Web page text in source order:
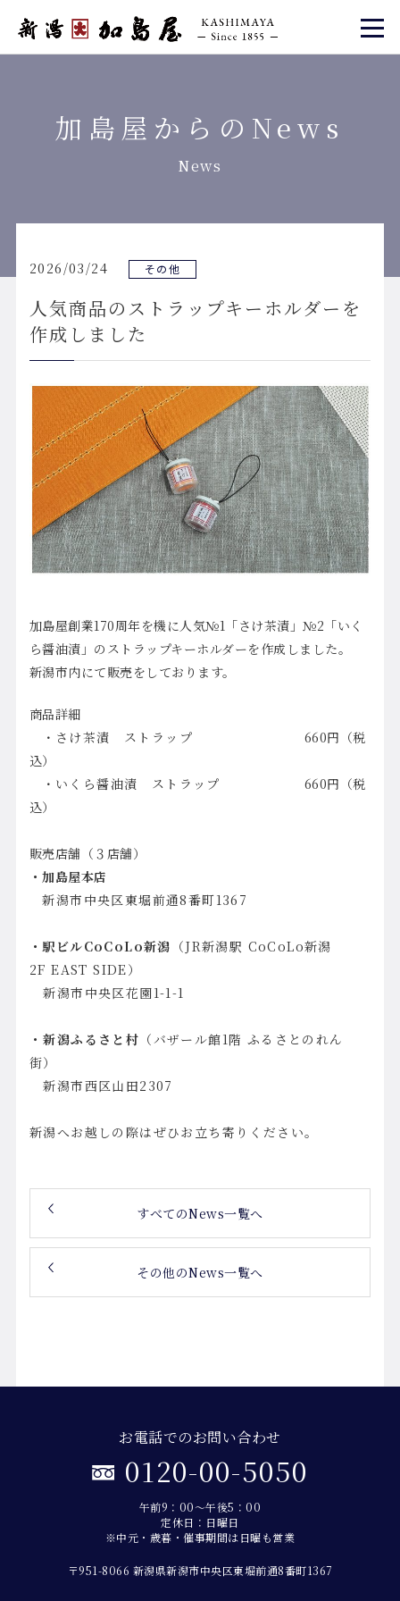
加島屋からのNews
News
2026/03/24 その他
人気商品のストラップキーホルダーを
作成しました
加島屋創業170周年を機に人気№1「さけ茶漬」№2「いく
ら醤油漬」のストラップキーホルダーを作成しました。
新潟市内にて販売をしております。
商品詳細
・ さけ茶漬 ストラップ
660円（税
込）
・ いくら醤油漬 ストラップ
660円（税
込）
販売店舗（３店舗）
・加島屋本店
新潟市中央区東堀前通8番町1367
・ 駅ビルCoCoLo新潟 （JR新潟駅 CoCoLo新潟
2F EAST SIDE）
新潟市中央区花園1-1-1
・新潟ふるさと村 （バザール館1階 ふるさとのれん
街）
新潟市西区山田2307
新潟へお越しの際はぜひお立ち寄りください。
すべてのNews一覧へ
その他のNews一覧へ
お電話でのお問い合わせ
0120-00-5050
午前9：00～午後5：00
定休日：日曜日
※中元・歳暮・催事期間は日曜も営業
〒951-8066 新潟県新潟市中央区東堀前通8番町1367